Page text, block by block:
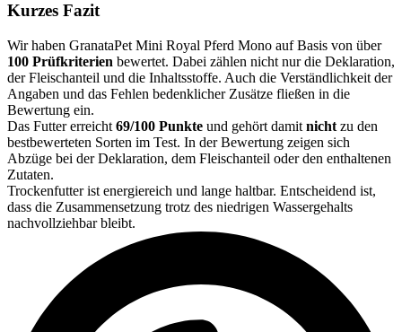
Kurzes Fazit
Wir haben GranataPet Mini Royal Pferd Mono auf Basis von über
100 Prüfkriterien bewertet. Dabei zählen nicht nur die Deklaration,
der Fleischanteil und die Inhaltsstoffe. Auch die Verständlichkeit der
Angaben und das Fehlen bedenklicher Zusätze fließen in die
Bewertung ein.
Das Futter erreicht 69/100 Punkte und gehört damit nicht zu den
bestbewerteten Sorten im Test. In der Bewertung zeigen sich
Abzüge bei der Deklaration, dem Fleischanteil oder den enthaltenen
Zutaten.
Trockenfutter ist energiereich und lange haltbar. Entscheidend ist,
dass die Zusammensetzung trotz des niedrigen Wassergehalts
nachvollziehbar bleibt.